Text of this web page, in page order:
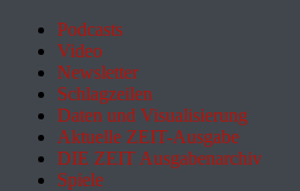
Podcasts
Video
Newsletter
Schlagzeilen
Daten und Visualisierung
Aktuelle ZEIT-Ausgabe
DIE ZEIT Ausgabenarchiv
Spiele